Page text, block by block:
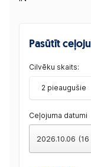
Pasūtīt
Cilvēku skaits:
2 pieaugušie
Ceļojuma datumi
2026.10.06